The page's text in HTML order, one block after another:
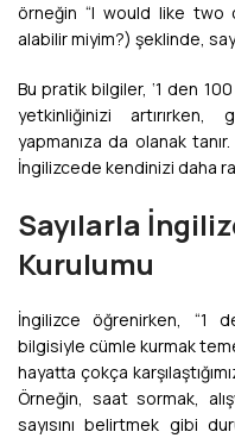
örneğin “I would like two
alabilir miyim?) şeklinde,
Bu pratik bilgiler, ‘1 den
yetkinliğinizi artırırken,
yapmanıza da olanak
İngilizcede kendinizi daha
Sayılarla
Kurulumu
İngilizce öğrenirken, “1
bilgisiyle cümle kurmak
hayatta çokça
Örneğin, saat sormak,
sayısını belirtmek gibi